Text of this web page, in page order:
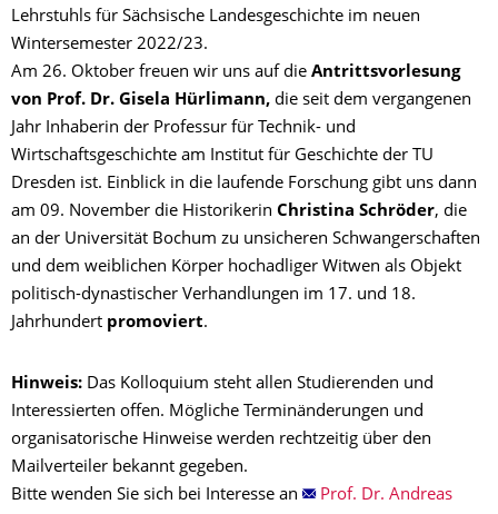
Lehrstuhls für Sächsische Landesgeschichte im neuen
Wintersemester 2022/23.
Am 26. Oktober freuen wir uns auf die Antrittsvorlesung
von Prof. Dr. Gisela Hürlimann, die seit dem vergangenen
Jahr Inhaberin der Professur für Technik- und
Wirtschaftsgeschichte am Institut für Geschichte der TU
Dresden ist. Einblick in die laufende Forschung gibt uns dann
am 09. November die Historikerin Christina Schröder, die
an der Universität Bochum zu unsicheren Schwangerschaften
und dem weiblichen Körper hochadliger Witwen als Objekt
politisch-dynastischer Verhandlungen im 17. und 18.
Jahrhundert promoviert.
Hinweis: Das Kolloquium steht allen Studierenden und
Interessierten offen. Mögliche Terminänderungen und
organisatorische Hinweise werden rechtzeitig über den
Mailverteiler bekannt gegeben.
Bitte wenden Sie sich bei Interesse an
Prof. Dr. Andreas